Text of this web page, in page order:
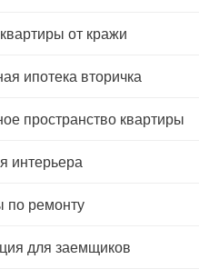
от кражи
ипотека вторичка
пространство квартиры
интерьера
по ремонту
для заемщиков